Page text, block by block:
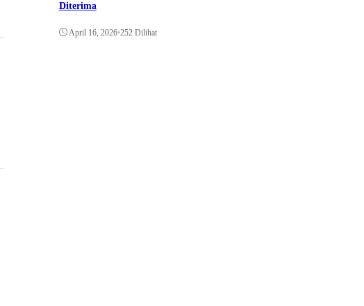
Diterima
April 16, 2026•252 Dilihat